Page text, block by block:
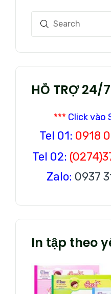
HỖ TRỢ 24/7
*** Click vào
Tel 01: 0918
Tel 02:
Zalo: 0937
In tập theo